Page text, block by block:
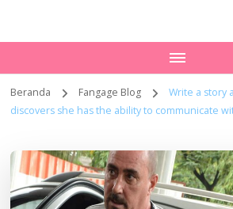
Beranda Fangage Blog
Write a story
discovers she has the ability to communicate